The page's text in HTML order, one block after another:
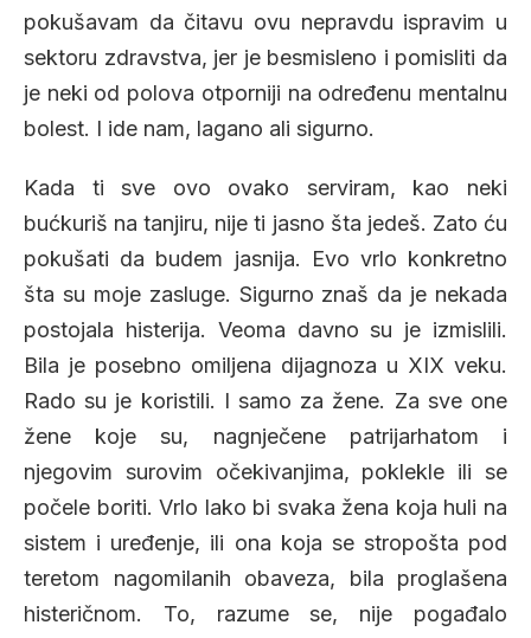
pokušavam da čitavu ovu nepravdu ispravim u
sektoru zdravstva, jer je besmisleno i pomisliti da
je neki od polova otporniji na određenu mentalnu
bolest. I ide nam, lagano ali sigurno.
Kada ti sve ovo ovako serviram, kao neki
bućkuriš na tanjiru, nije ti jasno šta jedeš. Zato ću
pokušati da budem jasnija. Evo vrlo konkretno
šta su moje zasluge. Sigurno znaš da je nekada
postojala histerija. Veoma davno su je izmislili.
Bila je posebno omiljena dijagnoza u XIX veku.
Rado su je koristili. I samo za žene. Za sve one
žene koje su, nagnječene patrijarhatom i
njegovim surovim očekivanjima, poklekle ili se
počele boriti. Vrlo lako bi svaka žena koja huli na
sistem i uređenje, ili ona koja se stropošta pod
teretom nagomilanih obaveza, bila proglašena
histeričnom. To, razume se, nije pogađalo